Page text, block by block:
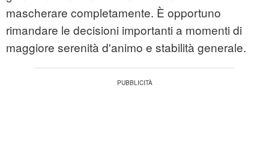
mascherare completamente. È opportuno
rimandare le decisioni importanti a momenti di
maggiore serenità d'animo e stabilità generale.